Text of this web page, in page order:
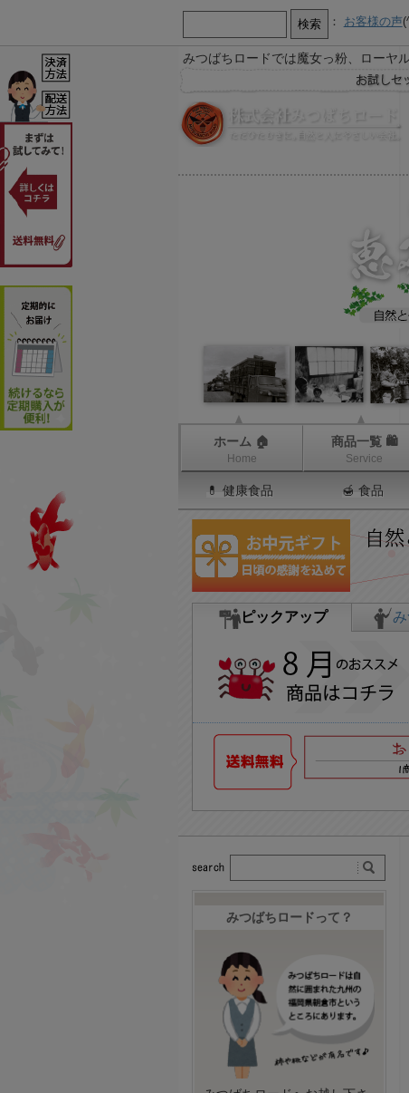
： お客様の声
みつばちロードでは魔女っ粉、ローヤ
ホーム 🏠
Home
商品一覧 🛍
Service
みつばちロードって？